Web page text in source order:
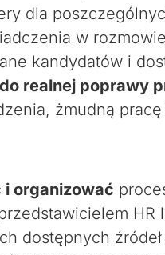
dla
w
kandydatów i
realnej poprawy
żmudną
i organizować
HR
dostępnych